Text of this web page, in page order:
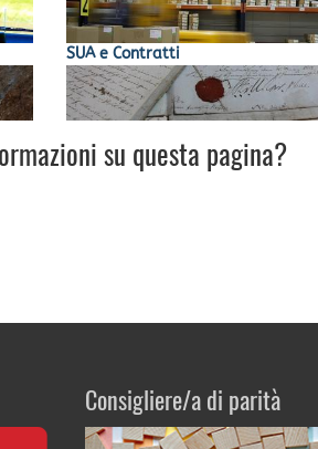
SUA e Contratti
su questa pagina?
Consigliere/a di parità